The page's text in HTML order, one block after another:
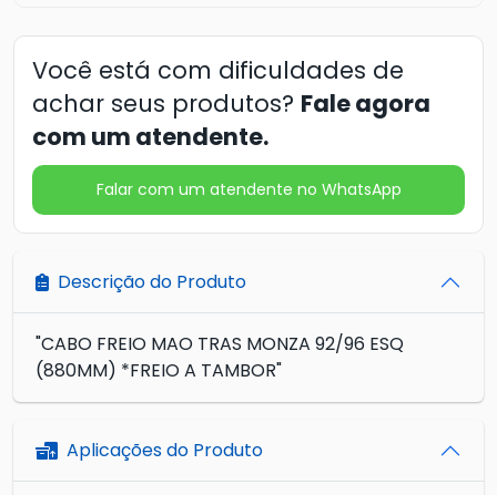
Você está com dificuldades de
achar seus produtos? Fale agora
com um atendente.
Falar com um atendente no WhatsApp
Descrição do Produto
"CABO FREIO MAO TRAS MONZA 92/96 ESQ
(880MM) *FREIO A TAMBOR"
Aplicações do Produto